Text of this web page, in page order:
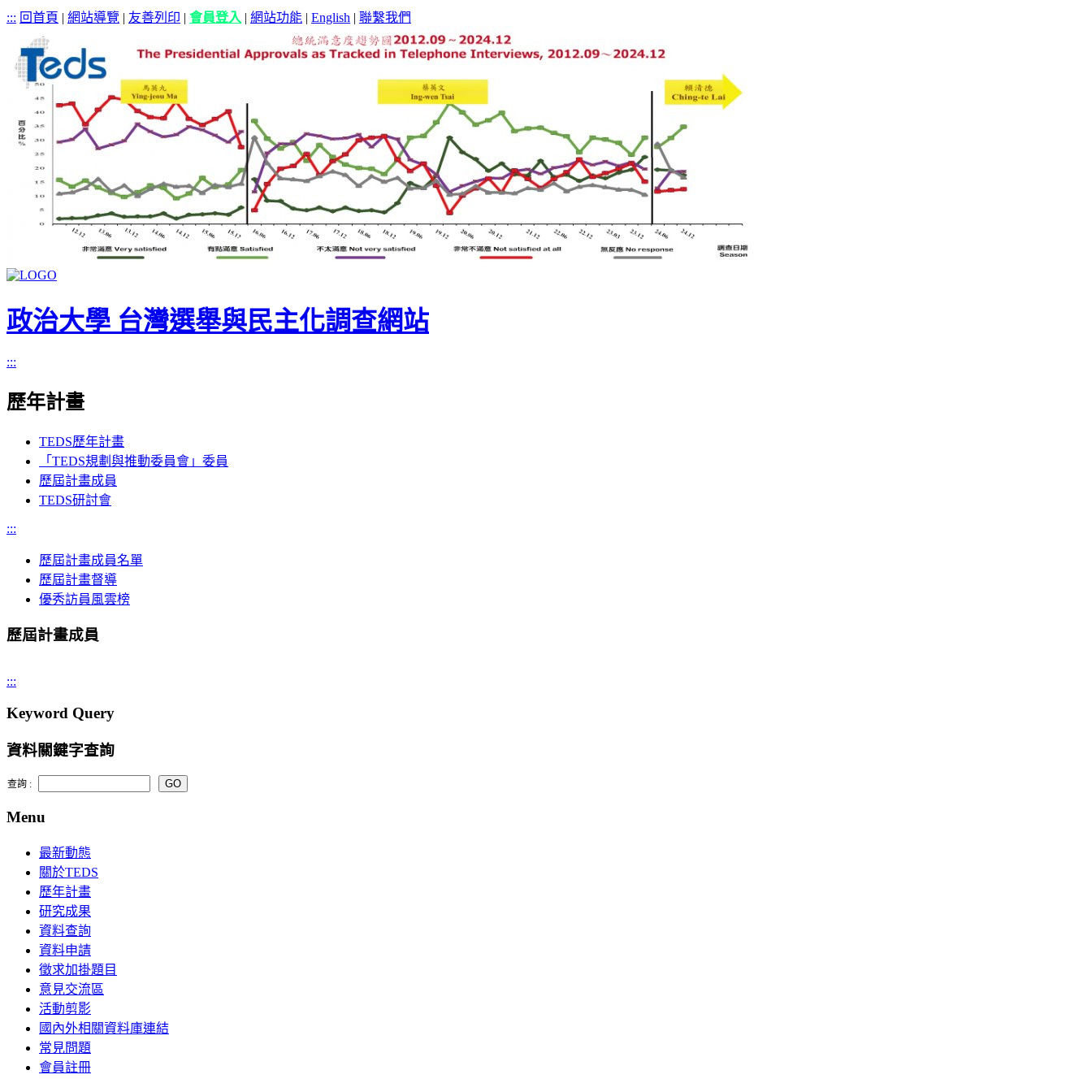
::: 回首頁 | 網站導覽 | 友善列印 | 會員登入 | 網站功能 | English | 聯繫我們
政治大學 台灣選舉與民主化調查網站
:::
歷年計畫
TEDS歷年計畫
「TEDS規劃與推動委員會」委員
歷屆計畫成員
TEDS研討會
:::
歷屆計畫成員名單
歷屆計畫督導
優秀訪員風雲榜
歷屆計畫成員
:::
Keyword Query
資料關鍵字查詢
查詢 :
Menu
最新動態
關於TEDS
歷年計畫
研究成果
資料查詢
資料申請
徵求加掛題目
意見交流區
活動剪影
國內外相關資料庫連結
常見問題
會員註冊